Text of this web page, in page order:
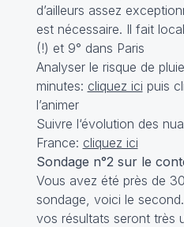
d’ailleurs assez
est nécessaire. Il fait
(!) et 9° dans Paris
Analyser le risque de
minutes: cliquez ici puis
l’animer
Suivre l‘évolution des
France: cliquez ici
Sondage n°2 sur le
Vous avez été près de
sondage, voici le
vos résultats seront très